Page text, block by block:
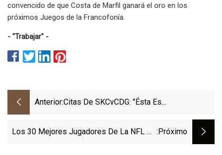
convencido de que Costa de Marfil ganará el oro en los
próximos Juegos de la Francofonía.
- "Trabajar" -
Anterior:Citas De SKCvCDG: "Ésta Es
De Todo El Año"
Los 30 Mejores Jugadores De La NFL De :próximo